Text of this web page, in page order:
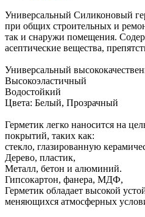
Универсальный Силиконовый
при общих строительных и
так и снаружи помещения.
асептические вещества,
Универсальный
Высокоэластичный
Водостойкий
Цвета: Белый, Прозрачный
Герметик легко наносится на
покрытий, таких как:
стекло, глазированную
Дерево, пластик,
Металл, бетон и алюминий.
Гипсокартон, фанера, МДФ,
Герметик обладает высокой
меняющихся атмосферных